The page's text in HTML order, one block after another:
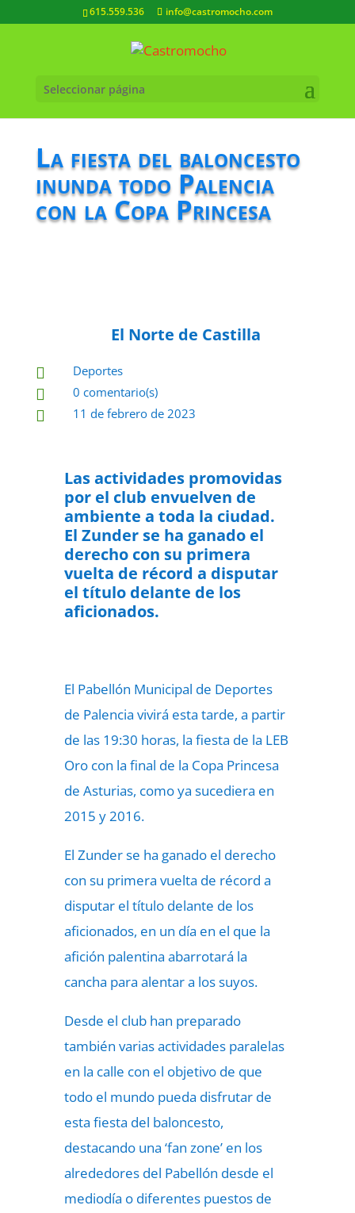
615.559.536 info@castromocho.com
Seleccionar página
La fiesta del baloncesto
inunda todo Palencia
con la Copa Princesa
El Norte de Castilla
 Deportes
 0 comentario(s)
 11 de febrero de 2023
Las actividades promovidas
por el club envuelven de
ambiente a toda la ciudad.
El Zunder se ha ganado el
derecho con su primera
vuelta de récord a disputar
el título delante de los
aficionados.
El Pabellón Municipal de Deportes
de Palencia vivirá esta tarde, a partir
de las 19:30 horas, la fiesta de la LEB
Oro con la final de la Copa Princesa
de Asturias, como ya sucediera en
2015 y 2016.
El Zunder se ha ganado el derecho
con su primera vuelta de récord a
disputar el título delante de los
aficionados, en un día en el que la
afición palentina abarrotará la
cancha para alentar a los suyos.
Desde el club han preparado
también varias actividades paralelas
en la calle con el objetivo de que
todo el mundo pueda disfrutar de
esta fiesta del baloncesto,
destacando una ‘fan zone’ en los
alrededores del Pabellón desde el
mediodía o diferentes puestos de